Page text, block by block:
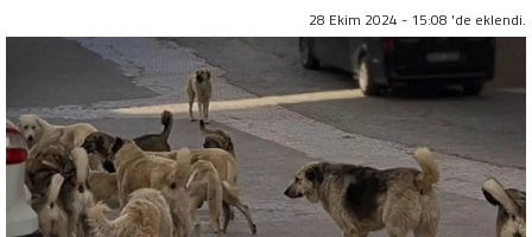
28 Ekim 2024 - 15:08 'de eklendi.